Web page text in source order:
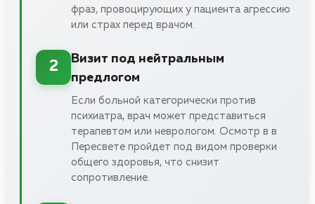
фраз, провоцирующих у пациента агрессию
или страх перед врачом.
2
Визит под нейтральным
предлогом
Если больной категорически против
психиатра, врач может представиться
терапевтом или неврологом. Осмотр в в
Пересвете пройдет под видом проверки
общего здоровья, что снизит
сопротивление.